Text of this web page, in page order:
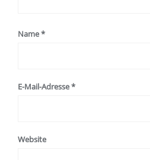
Name*
E-Mail-Adresse*
Website